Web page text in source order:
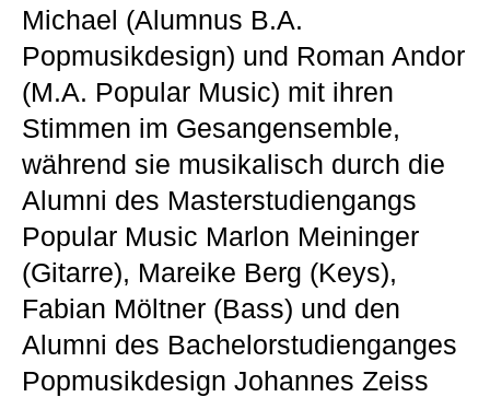
Michael (Alumnus B.A.
Popmusikdesign) und Roman Andor
(M.A. Popular Music) mit ihren
Stimmen im Gesangensemble,
während sie musikalisch durch die
Alumni des Masterstudiengangs
Popular Music Marlon Meininger
(Gitarre), Mareike Berg (Keys),
Fabian Möltner (Bass) und den
Alumni des Bachelorstudienganges
Popmusikdesign Johannes Zeiss